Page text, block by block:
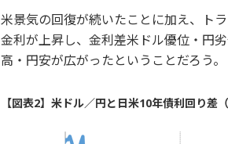
米景気の回復が続いたことに加え、ト
金利が上昇し、金利差米ドル優位・円
高・円安が広がったということだろう。
【図表2】米ドル／円と日米10年債利回り差